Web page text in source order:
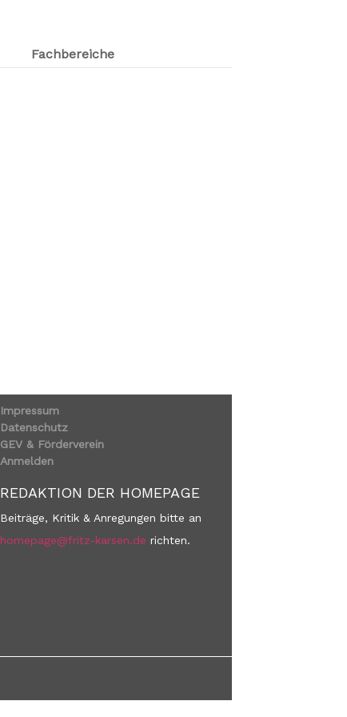
Fachbereiche
Impressum
Datenschutz
GEV & Förderverein
Anmelden
REDAKTION DER HOMEPAGE
Beiträge, Kritik & Anregungen bitte an
homepage@fritz-karsen.de richten.